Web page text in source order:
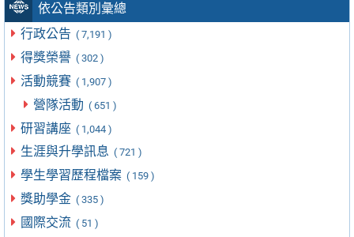
依公告類別彙總
行政公告 ( 7,191 )
得獎榮譽 ( 302 )
活動競賽 ( 1,907 )
營隊活動 ( 651 )
研習講座 ( 1,044 )
生涯與升學訊息 ( 721 )
學生學習歷程檔案 ( 159 )
獎助學金 ( 335 )
國際交流 ( 51 )